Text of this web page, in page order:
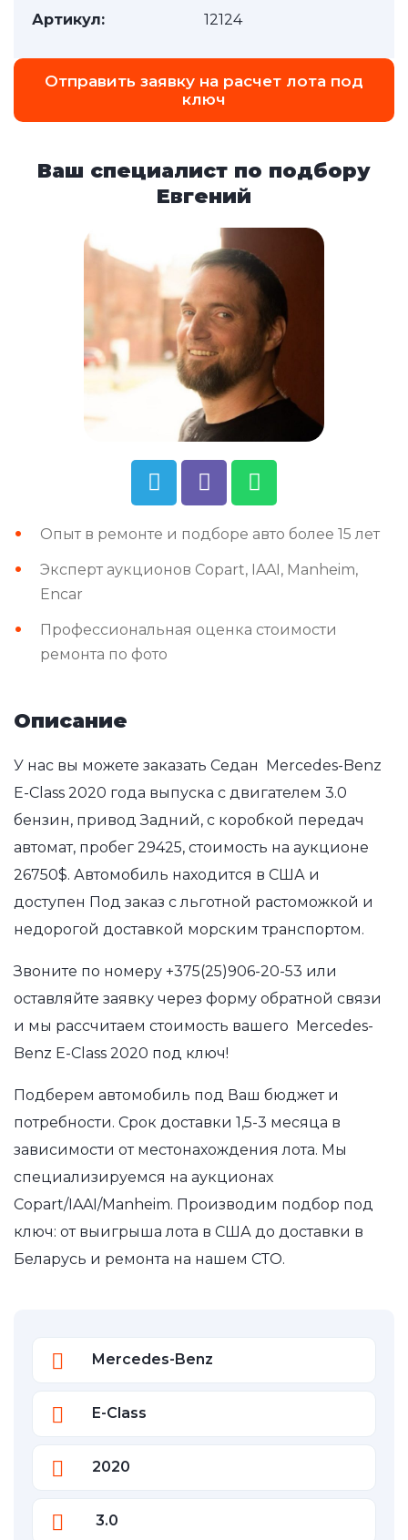
Артикул:
12124
Отправить заявку на расчет лота под
ключ
Ваш специалист по подбору
Евгений
Опыт в ремонте и подборе авто более 15 лет
Эксперт аукционов Copart, IAAI, Manheim,
Encar
Профессиональная оценка стоимости
ремонта по фото
Описание
У нас вы можете заказать Седан Mercedes-Benz
E-Class 2020 года выпуска с двигателем 3.0
бензин, привод Задний, с коробкой передач
автомат, пробег 29425, стоимость на аукционе
26750$. Автомобиль находится в США и
доступен Под заказ с льготной растоможкой и
недорогой доставкой морским транспортом.
Звоните по номеру +375(25)906-20-53 или
оставляйте заявку через форму обратной связи
и мы рассчитаем стоимость вашего Mercedes-
Benz E-Class 2020 под ключ!
Подберем автомобиль под Ваш бюджет и
потребности. Срок доставки 1,5-3 месяца в
зависимости от местонахождения лота. Мы
специализируемся на аукционах
Copart/IAAI/Manheim. Производим подбор под
ключ: от выигрыша лота в США до доставки в
Беларусь и ремонта на нашем СТО.
Mercedes-Benz
E-Class
2020
3.0